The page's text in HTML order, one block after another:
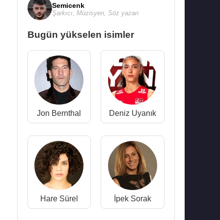
Semicenk
Şarkıcı Müzisyen, Söz yazarı
Bugün yükselen isimler
Jon Bernthal Deniz Uyanık
Hare Sürel İpek Sorak